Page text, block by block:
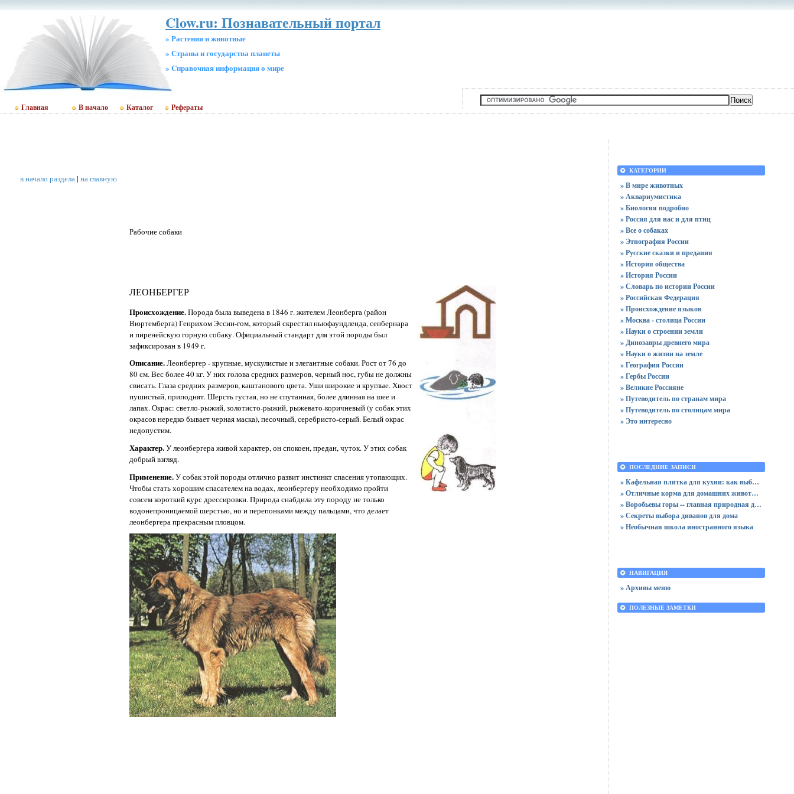
Clow.ru: Познавательный портал
» Растения и животные
» Страны и государства планеты
» Cправочная информация о мире
Главная В начало Каталог Рефераты
в начало раздела| на главную
Рабочие собаки
ЛЕОНБЕРГЕР
Происхождение.Порода была выведена в 1846 г. жителем Леонберга (район
Вюртемберга) Генрихом Эссин-гом, который скрестил ньюфаундленда, сенбернара
и пиренейскую горную собаку. Официальный стандарт для этой породы был
зафиксирован в 1949 г.
Описание.Леонбергер - крупные, мускулистые и элегантные собаки. Рост от 76 до
80 см. Вес более 40 кг. У них голова средних размеров, черный нос, губы не должны
свисать. Глаза средних размеров, каштанового цвета. Уши широкие и круглые. Хвост
пушистый, приподнят. Шерсть густая, но не спутанная, более длинная на шее и
лапах. Окрас: светло-рыжий, золотисто-рыжий, рыжевато-коричневый (у собак этих
окрасов нередко бывает черная маска), песочный, серебристо-серый. Белый окрас
недопустим.
Характер.У леонбергера живой характер, он спокоен, предан, чуток. У этих собак
добрый взгляд.
Применение.У собак этой породы отлично развит инстинкт спасения утопающих.
Чтобы стать хорошим спасателем на водах, леонбергеру необходимо пройти
совсем короткий курс дрессировки. Природа снабдила эту породу не только
водонепроницаемой шерстью, но и перепонками между пальцами, что делает
леонбергера прекрасным пловцом.
КАТЕГОРИИ
» В мире животных
» Аквариумистика
» Биология подробно
» Россия для нас и для птиц
» Все о собаках
» Этнография России
» Русские сказки и предания
» История общества
» История России
» Словарь по истории России
» Российская Федерация
» Происхождение языков
» Москва - столица России
» Науки о строении земли
» Динозавры древнего мира
» Науки о жизни на земле
» География России
» Гербы России
» Великие Россияне
» Путеводитель по странам мира
» Путеводитель по столицам мира
» Это интересно
ПОСЛЕДНИЕ ЗАПИСИ
» Кафельная плитка для кухни: как выбрать практичную отделку
» Отличные корма для домашних животных
» Воробьевы горы -- главная природная достопримечательность Москвы
» Секреты выбора диванов для дома
» Необычная школа иностранного языка
НАВИГАЦИЯ
» Архивы меню
ПОЛЕЗНЫЕ ЗАМЕТКИ